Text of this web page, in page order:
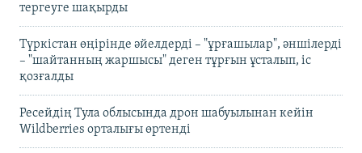
тергеуге шақырды
Түркістан өңірінде әйелдерді – "ұрғашылар", әншілерді
– "шайтанның жаршысы" деген тұрғын ұсталып, іс
қозғалды
Ресейдің Тула облысында дрон шабуылынан кейін
Wildberries орталығы өртенді